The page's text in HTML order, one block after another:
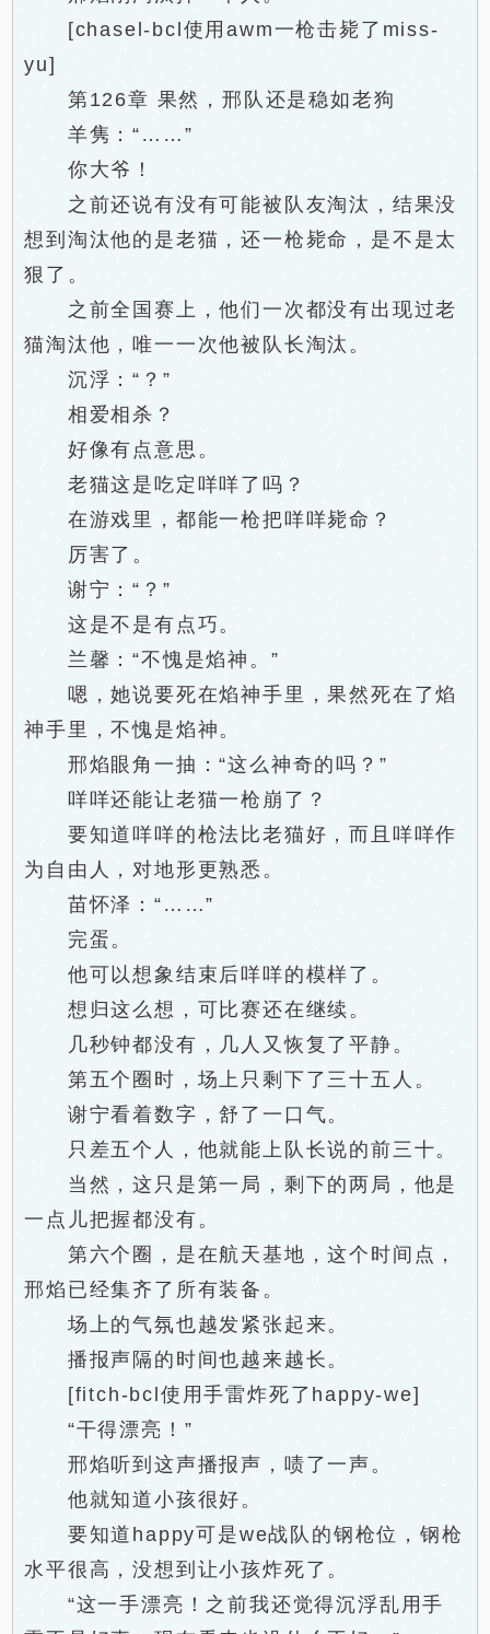
[chasel-bcl使用awm一枪击毙了miss-
yu]
第126章 果然，邢队还是稳如老狗
羊隽：“……”
你大爷！
之前还说有没有可能被队友淘汰，结果没
想到淘汰他的是老猫，还一枪毙命，是不是太
狠了。
之前全国赛上，他们一次都没有出现过老
猫淘汰他，唯一一次他被队长淘汰。
沉浮：“？”
相爱相杀？
好像有点意思。
老猫这是吃定咩咩了吗？
在游戏里，都能一枪把咩咩毙命？
厉害了。
谢宁：“？”
这是不是有点巧。
兰馨：“不愧是焰神。”
嗯，她说要死在焰神手里，果然死在了焰
神手里，不愧是焰神。
邢焰眼角一抽：“这么神奇的吗？”
咩咩还能让老猫一枪崩了？
要知道咩咩的枪法比老猫好，而且咩咩作
为自由人，对地形更熟悉。
苗怀泽：“……”
完蛋。
他可以想象结束后咩咩的模样了。
想归这么想，可比赛还在继续。
几秒钟都没有，几人又恢复了平静。
第五个圈时，场上只剩下了三十五人。
谢宁看着数字，舒了一口气。
只差五个人，他就能上队长说的前三十。
当然，这只是第一局，剩下的两局，他是
一点儿把握都没有。
第六个圈，是在航天基地，这个时间点，
邢焰已经集齐了所有装备。
场上的气氛也越发紧张起来。
播报声隔的时间也越来越长。
[fitch-bcl使用手雷炸死了happy-we]
“干得漂亮！”
邢焰听到这声播报声，啧了一声。
他就知道小孩很好。
要知道happy可是we战队的钢枪位，钢枪
水平很高，没想到让小孩炸死了。
“这一手漂亮！之前我还觉得沉浮乱用手